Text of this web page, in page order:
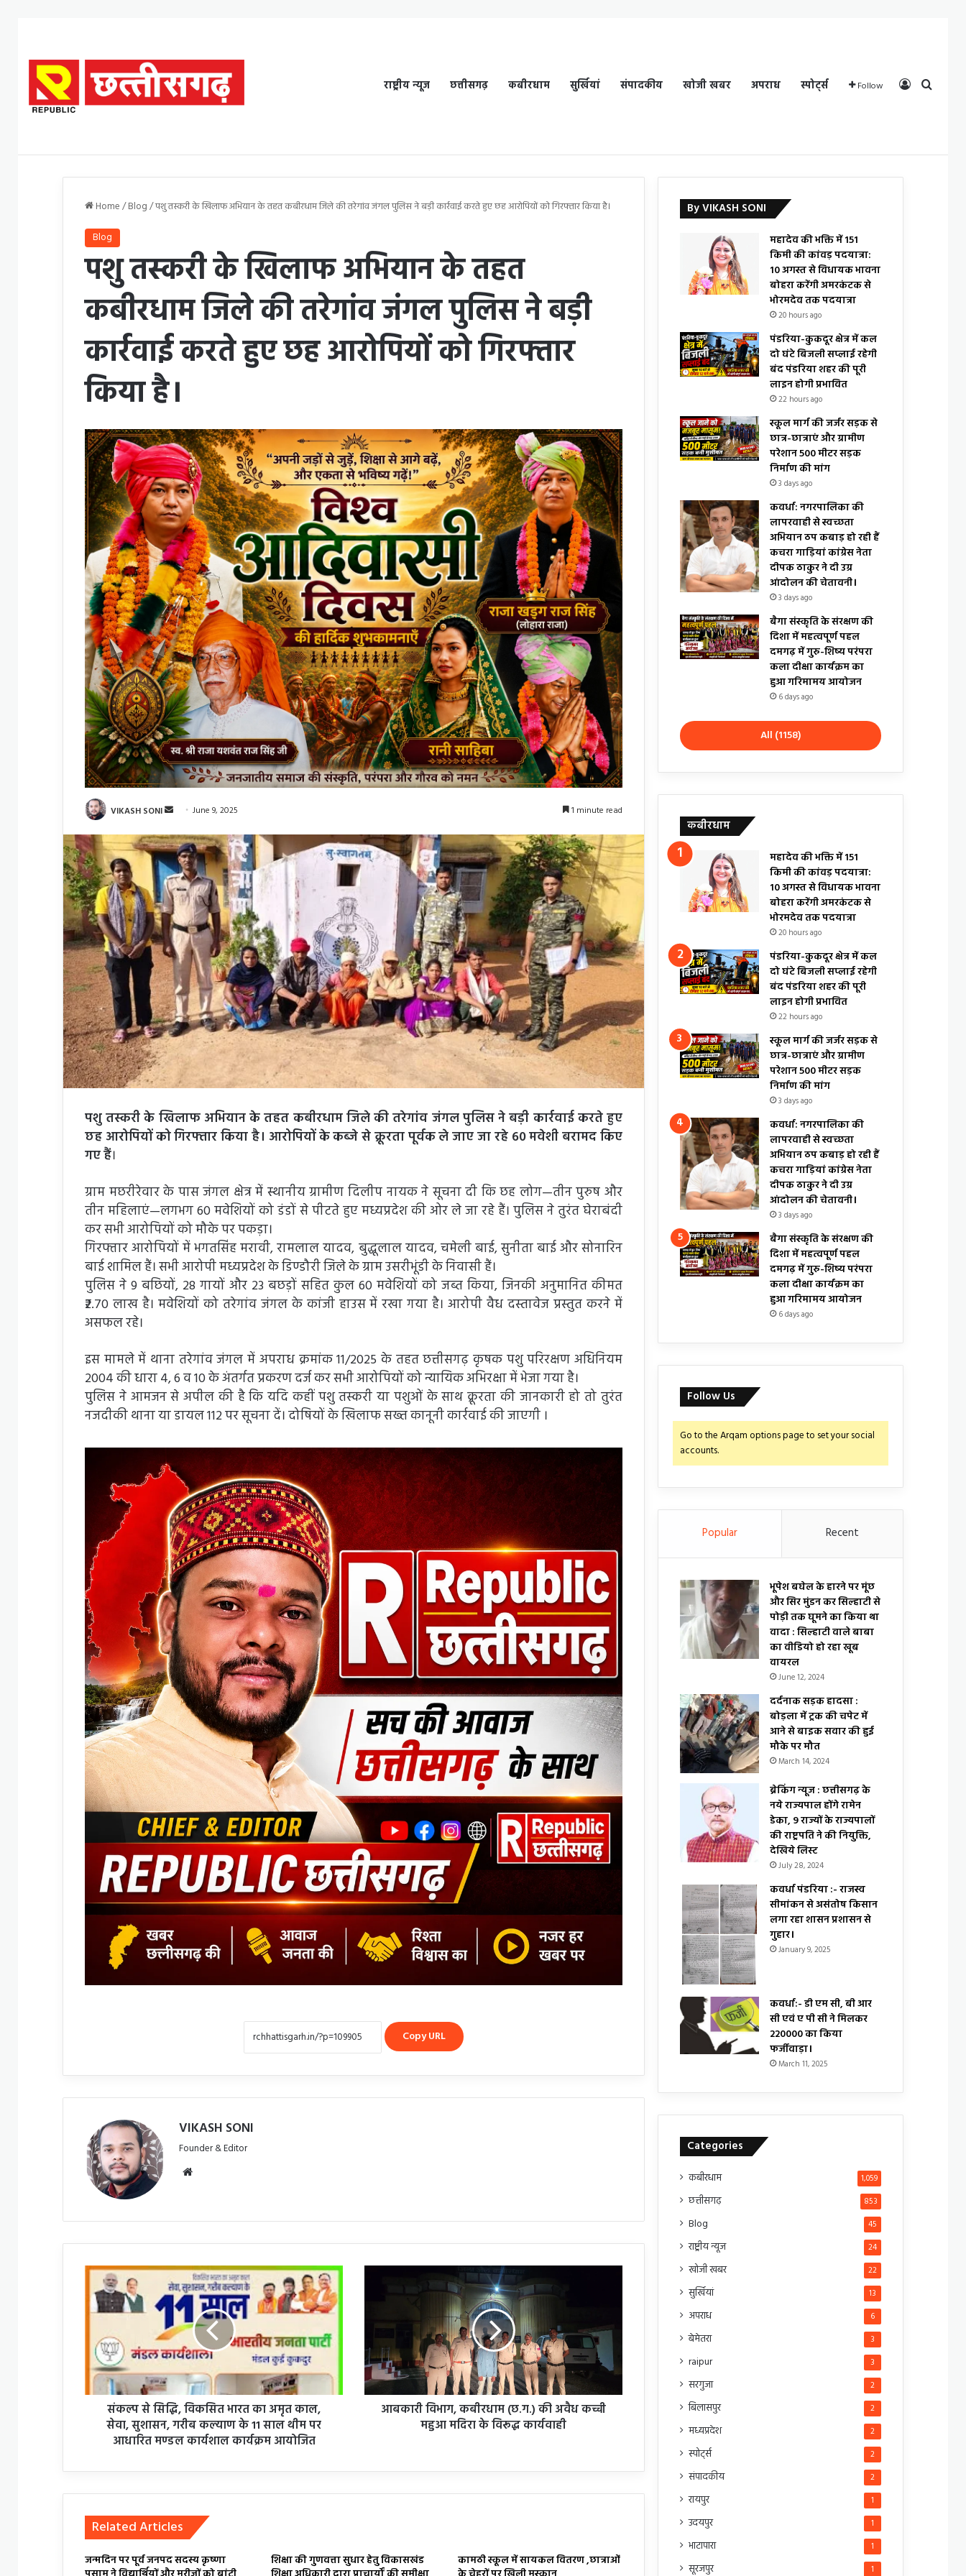
राष्ट्रीय न्यूज छत्तीसगढ़ कबीरधाम सुर्खियां संपादकीय खोजी खबर अपराध स्पोर्ट्स Follow Log In
Home/Blog/पशु तस्करी के खिलाफ अभियान के तहत कबीरधाम जिले की तरेगांव जंगल पुलिस ने बड़ी कार्रवाई करते हुए छह आरोपियों को गिरफ्तार किया है।
Blog
पशु तस्करी के खिलाफ अभियान के तहत
कबीरधाम जिले की तरेगांव जंगल पुलिस ने बड़ी
कार्रवाई करते हुए छह आरोपियों को गिरफ्तार
किया है।
VIKASH SONI
Send
email
June 9, 2025 1 minute read
पशु तस्करी के खिलाफ अभियान के तहत कबीरधाम जिले की तरेगांव जंगल पुलिस ने बड़ी कार्रवाई करते हुए
छह आरोपियों को गिरफ्तार किया है। आरोपियों के कब्जे से क्रूरता पूर्वक ले जाए जा रहे 60 मवेशी बरामद किए
गए हैं।
ग्राम मछरीरेवार के पास जंगल क्षेत्र में स्थानीय ग्रामीण दिलीप नायक ने सूचना दी कि छह लोग—तीन पुरुष और
तीन महिलाएं—लगभग 60 मवेशियों को डंडों से पीटते हुए मध्यप्रदेश की ओर ले जा रहे हैं। पुलिस ने तुरंत घेराबंदी
कर सभी आरोपियों को मौके पर पकड़ा।
गिरफ्तार आरोपियों में भगतसिंह मरावी, रामलाल यादव, बुद्धूलाल यादव, चमेली बाई, सुनीता बाई और सोनारिन
बाई शामिल हैं। सभी आरोपी मध्यप्रदेश के डिण्डौरी जिले के ग्राम उसरीभूंडी के निवासी हैं।
पुलिस ने 9 बछियों, 28 गायों और 23 बछड़ों सहित कुल 60 मवेशियों को जब्त किया, जिनकी अनुमानित कीमत
₹2.70 लाख है। मवेशियों को तरेगांव जंगल के कांजी हाउस में रखा गया है। आरोपी वैध दस्तावेज प्रस्तुत करने में
असफल रहे।
इस मामले में थाना तरेगांव जंगल में अपराध क्रमांक 11/2025 के तहत छत्तीसगढ़ कृषक पशु परिरक्षण अधिनियम
2004 की धारा 4, 6 व 10 के अंतर्गत प्रकरण दर्ज कर सभी आरोपियों को न्यायिक अभिरक्षा में भेजा गया है।
पुलिस ने आमजन से अपील की है कि यदि कहीं पशु तस्करी या पशुओं के साथ क्रूरता की जानकारी हो तो तुरंत
नजदीकी थाना या डायल 112 पर सूचना दें। दोषियों के खिलाफ सख्त कानूनी कार्रवाई की जाएगी ।
Copy URL
VIKASH SONI
Founder & Editor
संकल्प
सिद्धि,
विकसित
का
अमृत
काल,
सेवा,
सुशासन,
11
थीम
पर
आधारित
मण्डल
कार्यशाल
संकल्प से सिद्धि, विकसित भारत का अमृत काल,
सेवा, सुशासन, गरीब कल्याण के 11 साल थीम पर
आधारित मण्डल कार्यशाल कार्यक्रम आयोजित
अवैध
कच्ची
महुआ
मदिरा
आबकारी विभाग, कबीरधाम (छ.ग.) की अवैध कच्ची
महुआ मदिरा के विरूद्ध कार्यवाही
Related Articles
जन्मदिन पर पूर्व जनपद सदस्य कृष्णा
शिक्षा की गुणवत्ता सुधार हेतु विकासखंड
कामठी स्कूल में सायकल वितरण ,छात्राओं
By VIKASH SONI
महादेव की भक्ति में 151
किमी की कांवड़ पदयात्रा:
10 अगस्त से विधायक भावना
बोहरा करेंगी अमरकंटक से
भोरमदेव तक पदयात्रा
20 hours ago
पंडरिया-कुकदूर क्षेत्र में कल
दो घंटे बिजली सप्लाई रहेगी
बंद पंडरिया शहर की पूरी
लाइन होगी प्रभावित
22 hours ago
स्कूल मार्ग की जर्जर सड़क से
छात्र-छात्राएं और ग्रामीण
परेशान 500 मीटर सड़क
निर्माण की मांग
3 days ago
कवर्धा: नगरपालिका की
लापरवाही से स्वच्छता
अभियान ठप कबाड़ हो रही हैं
कचरा गाड़ियां कांग्रेस नेता
दीपक ठाकुर ने दी उग्र
आंदोलन की चेतावनी।
3 days ago
बैगा संस्कृति के संरक्षण की
दिशा में महत्वपूर्ण पहल
दमगढ़ में गुरु-शिष्य परंपरा
कला दीक्षा कार्यक्रम का
हुआ गरिमामय आयोजन
6 days ago
All (1158)
कबीरधाम
महादेव की भक्ति में 151
किमी की कांवड़ पदयात्रा:
10 अगस्त से विधायक भावना
बोहरा करेंगी अमरकंटक से
भोरमदेव तक पदयात्रा
20 hours ago
पंडरिया-कुकदूर क्षेत्र में कल
दो घंटे बिजली सप्लाई रहेगी
बंद पंडरिया शहर की पूरी
लाइन होगी प्रभावित
22 hours ago
स्कूल मार्ग की जर्जर सड़क से
छात्र-छात्राएं और ग्रामीण
परेशान 500 मीटर सड़क
निर्माण की मांग
3 days ago
कवर्धा: नगरपालिका की
लापरवाही से स्वच्छता
अभियान ठप कबाड़ हो रही हैं
कचरा गाड़ियां कांग्रेस नेता
दीपक ठाकुर ने दी उग्र
आंदोलन की चेतावनी।
3 days ago
बैगा संस्कृति के संरक्षण की
दिशा में महत्वपूर्ण पहल
दमगढ़ में गुरु-शिष्य परंपरा
कला दीक्षा कार्यक्रम का
हुआ गरिमामय आयोजन
6 days ago
Follow Us
Go to the Arqam options page to set your social
accounts.
Popular Recent
भूपेश बघेल के हारने पर मूंछ
और सिर मुंडन कर सिल्हाटी से
पोड़ी तक घूमने का किया था
वादा : सिल्हाटी वाले बाबा
का वीडियो हो रहा खूब
वायरल
June 12, 2024
दर्दनाक सड़क हादसा :
बोड़ला में ट्रक की चपेट में
आने से बाइक सवार की हुई
मौके पर मौत
March 14, 2024
ब्रेकिंग न्यूज : छत्तीसगढ़ के
नये राज्यपाल होंगे रामेन
डेका, 9 राज्यों के राज्यपालों
की राष्ट्रपति ने की नियुक्ति,
देखिये लिस्ट
July 28, 2024
कवर्धा पंडरिया :- राजस्व
सीमांकन से असंतोष किसान
लगा रहा शासन प्रशासन से
गुहार।
January 9, 2025
कवर्धा:- डी एम सी, बी आर
सी एवं ए पी सी ने मिलकर
₹220000 का किया
फर्जीवाड़ा।
March 11, 2025
Categories
कबीरधाम 1,059
छत्तीसगढ़ 853
Blog 45
राष्ट्रीय न्यूज 24
खोजी खबर 22
सुर्खियां 13
अपराध 6
बेमेतरा 3
raipur 3
सरगुजा 2
बिलासपुर 2
मध्यप्रदेश 2
स्पोर्ट्स 2
संपादकीय 2
रायपुर 1
उदयपुर 1
भाटापारा 1
सूरजपुर 1